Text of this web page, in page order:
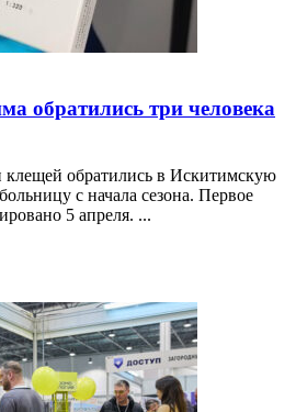
обратились три человека
клещей обратились в Искитимскую
с начала сезона. Первое
5 апреля. ...